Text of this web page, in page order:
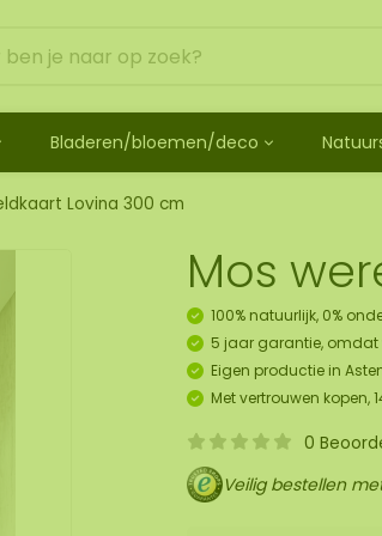
Mosdots
Mosdot
Mosdot set
Los mos
Fluff mos
ECO mos
Bladeren/bloemen/deco
bladeren
kransen
Lovina 300 cm
Mos
100% natuurlijk, 0%
5 jaar garantie, omdat
Eigen productie in
Met vertrouwen kopen,
0
Veilig bestellen